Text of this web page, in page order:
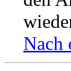
Nach